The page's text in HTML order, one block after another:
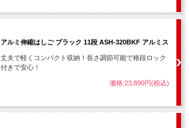
アルミ伸縮はしご ブラック 11段 ASH-320BKF アルミス
丈夫で軽くコンパクト収納！長さ調節可能で格段ロック
付きで安心！
価格:23,890円(税込)